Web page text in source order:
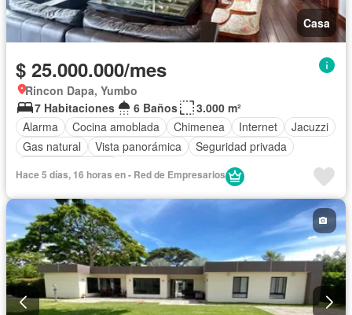
Casa
$ 25.000.000/mes
Rincon Dapa, Yumbo
7 Habitaciones
6 Baños
3.000 m²
Alarma
Cocina amoblada Chimenea Internet
Jacuzzi
Gas natural
Vista panorámica
Seguridad privada
Hace 5 días, 16 horas en - Red de Empresarios